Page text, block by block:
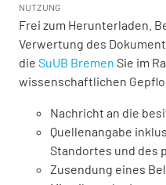
NUTZUNG
Frei zum Herunterladen.
Verwertung des
die SuUB Bremen Sie im
wissenschaftlichen
Nachricht an die
Quellenangabe
Standortes und des
Zusendung eines